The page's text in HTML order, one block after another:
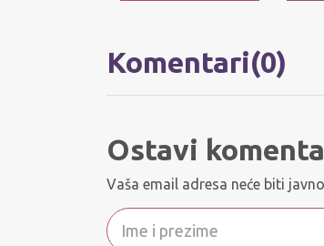
Komentari(0)
Ostavi
Vaša email adresa neće biti